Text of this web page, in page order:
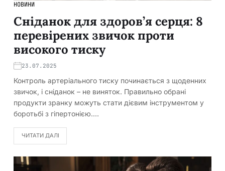
НОВИНИ
Сніданок для здоров’я серця: 8
перевірених звичок проти
високого тиску
23.07.2025
Контроль артеріального тиску починається з щоденних
звичок, і сніданок – не виняток. Правильно обрані
продукти зранку можуть стати дієвим інструментом у
боротьбі з гіпертонією.…
ЧИТАТИ ДАЛІ